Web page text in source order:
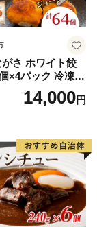
さ ホワイト餃
×4パック 冷凍
級グルメ ご当地
み おかず 簡単調
取り寄せ 日高市
14,000円